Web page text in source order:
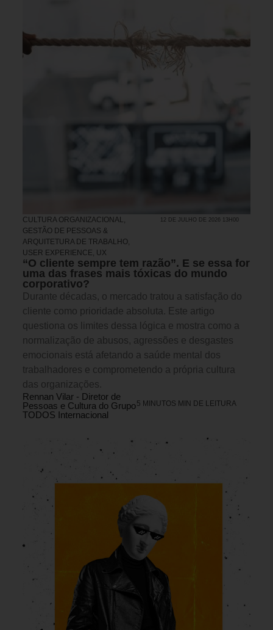
CULTURA ORGANIZACIONAL,
GESTÃO DE PESSOAS &
ARQUITETURA DE TRABALHO,
USER EXPERIENCE, UX
12 DE JULHO DE 2026 13H00
“O cliente sempre tem razão”. E se essa for
uma das frases mais tóxicas do mundo
corporativo?
Durante décadas, o mercado tratou a satisfação do
cliente como prioridade absoluta. Este artigo
questiona os limites dessa lógica e mostra como a
normalização de abusos, agressões e desgastes
emocionais está afetando a saúde mental dos
trabalhadores e comprometendo a própria cultura
das organizações.
Rennan Vilar - Diretor de
Pessoas e Cultura do Grupo
TODOS Internacional
5 MINUTOS MIN DE LEITURA